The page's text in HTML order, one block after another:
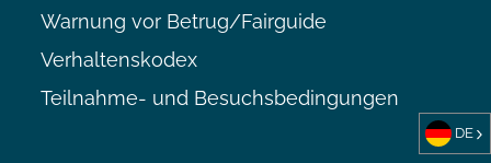
Warnung vor Betrug/Fairguide
Verhaltenskodex
Teilnahme- und Besuchsbedingungen
DE